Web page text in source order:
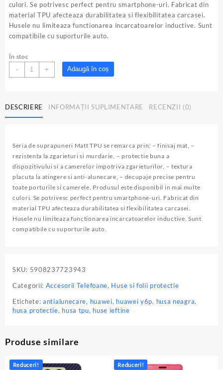
culori. Se potrivesc perfect pentru smartphone-uri. Fabricat din
material TPU afecteaza durabilitatea si flexibilitatea carcasei.
Husele nu limiteaza functionarea incarcatoarelor inductive. Sunt
compatibile cu suporturile auto.
În stoc
-
Cantitate
Husa
iPhone
14
Forest
Green
+ Adaugă în coș
DESCRIERE INFORMAȚII SUPLIMENTARE RECENZII (0)
Seria de suprapuneri Matt TPU se remarca prin: – finisaj mat, –
rezistenta la zgarieturi si murdarie, – protectie buna a
dispozitivului si a camerelor impotriva zgarieturilor, – textura
placuta la atingere si anti-alunecare, – decupaje precise pentru
toate porturile si camerele. Produsul este disponibil in mai multe
culori. Se potrivesc perfect pentru smartphone-uri. Fabricat din
material TPU afecteaza durabilitatea si flexibilitatea carcasei.
Husele nu limiteaza functionarea incarcatoarelor inductive. Sunt
compatibile cu suporturile auto.
SKU: 5908237723943
Categorii: Accesorii Telefoane, Huse si folii protectie
Etichete:antialunecare, huawei, huawei y6p, husa neagra,
husa protectie, husa tpu, huse ieftine
Produse similare
Reduceri! Reduceri!